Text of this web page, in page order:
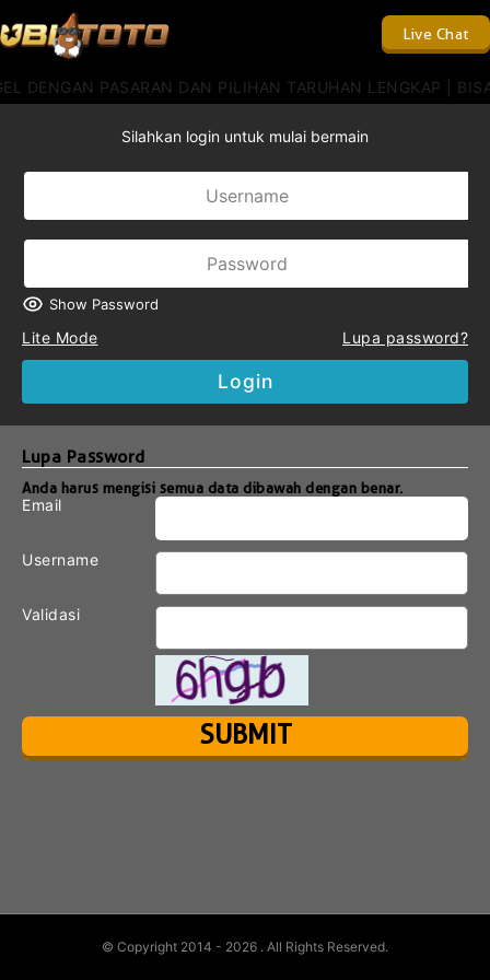
Live Chat
DENGAN PASARAN DAN PILIHAN TARUHAN LENGKAP |
Silahkan login untuk mulai bermain
Show Password
Lite Mode Lupa password?
Login
Lupa Password
Anda harus mengisi semua data dibawah dengan benar.
Email
Username
Validasi
© Copyright 2014 - 2026 . All Rights Reserved.